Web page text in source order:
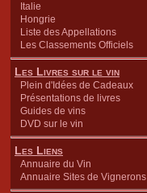
Italie
Hongrie
Liste des Appellations
Les Classements Officiels
Les Livres sur le vin
Plein d'Idées de Cadeaux
Présentations de livres
Guides de vins
DVD sur le vin
Les Liens
Annuaire du Vin
Annuaire Sites de Vignerons